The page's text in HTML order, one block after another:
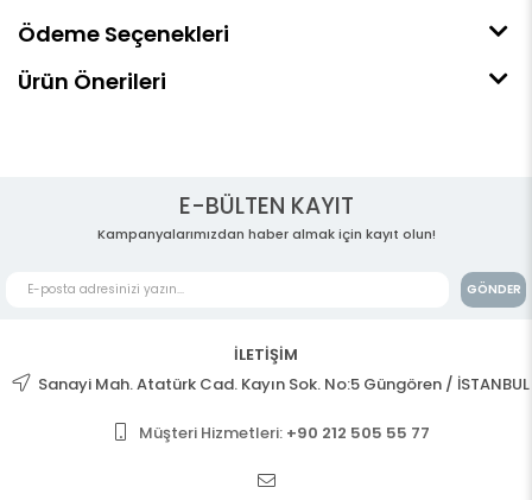
Ödeme Seçenekleri
Ürün Önerileri
E-BÜLTEN KAYIT
Kampanyalarımızdan haber almak için kayıt olun!
GÖNDER
İLETİŞİM
Sanayi Mah. Atatürk Cad. Kayın Sok. No:5 Güngören / İSTANBUL
Müşteri Hizmetleri: +90 212 505 55 77